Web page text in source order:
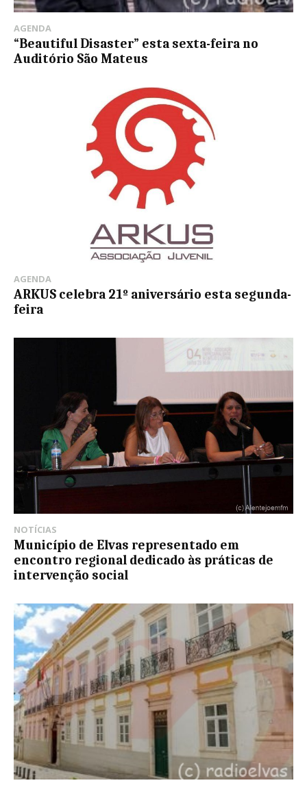
AGENDA
“Beautiful Disaster” esta sexta-feira no
Auditório São Mateus
AGENDA
ARKUS celebra 21º aniversário esta segunda-
feira
NOTÍCIAS
Município de Elvas representado em
encontro regional dedicado às práticas de
intervenção social